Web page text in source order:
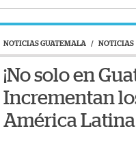
NOTICIAS GUATEMALA / NOTICIAS
¡No solo en
Incrementan
América Latina